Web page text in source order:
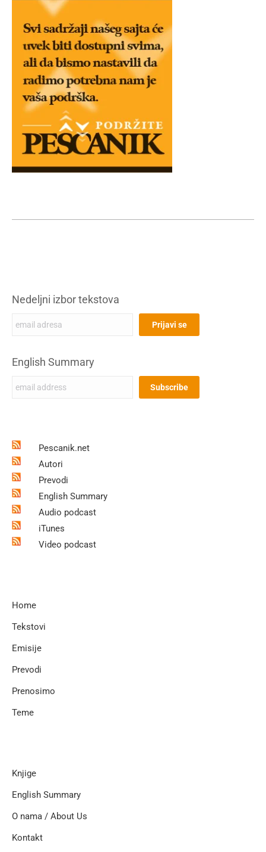
Nedeljni izbor tekstova
English Summary
Pescanik.net
Autori
Prevodi
English Summary
Audio podcast
iTunes
Video podcast
Home
Tekstovi
Emisije
Prevodi
Prenosimo
Teme
Knjige
English Summary
O nama / About Us
Kontakt